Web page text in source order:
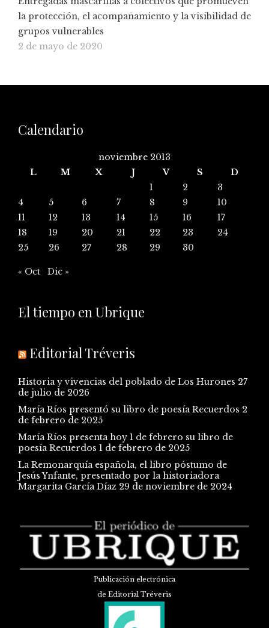
la protección, el acompañamiento y la visibilidad de
grupos vulnerables
2 de mayo de 2020
Calendario
noviembre 2013
L
M X J V S
D
1
2
3
4
5 6 7 8 9
10
11
12 13 14 15 16
17
18
19 20 21 22 23
24
25
26 27 28 29 30
« Oct Dic »
El tiempo en Ubrique
Editorial Tréveris
Historia y vivencias del poblado de Los Hurones 27
de julio de 2026
María Ríos presentó su libro de poesía Recuerdos 2
de febrero de 2025
María Ríos presenta hoy 1 de febrero su libro de
poesía Recuerdos 1 de febrero de 2025
La Remonarquía española, el libro póstumo de
Jesús Ynfante, presentado por la historiadora
Margarita García Díaz 29 de noviembre de 2024
Publicación electrónica
de Editorial Tréveris